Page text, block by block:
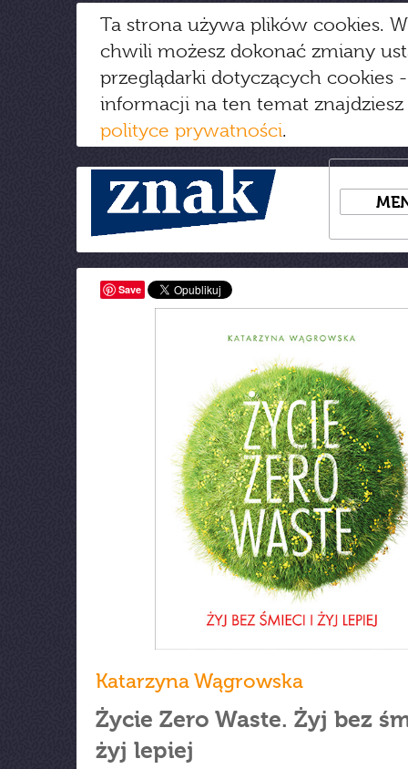
Ta strona używa plików cookies.
chwili możesz dokonać zmiany
przeglądarki dotyczących cookies
informacji na ten temat
polityce prywatności.
Save
Katarzyna Wągrowska
Życie Zero Waste. Żyj bez
żyj lepiej